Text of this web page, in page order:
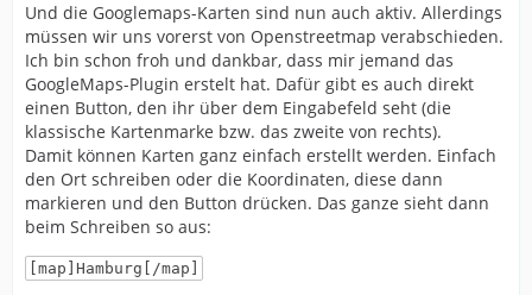
Und die Googlemaps-Karten sind nun auch aktiv. Allerdings
müssen wir uns vorerst von Openstreetmap verabschieden.
Ich bin schon froh und dankbar, dass mir jemand das
GoogleMaps-Plugin erstelt hat. Dafür gibt es auch direkt
einen Button, den ihr über dem Eingabefeld seht (die
klassische Kartenmarke bzw. das zweite von rechts).
Damit können Karten ganz einfach erstellt werden. Einfach
den Ort schreiben oder die Koordinaten, diese dann
markieren und den Button drücken. Das ganze sieht dann
beim Schreiben so aus:
[map]Hamburg[/map]